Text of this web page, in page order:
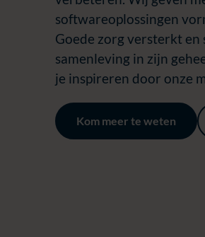
softwareoplossingen
Goede zorg versterkt
samenleving in zijn
je inspireren door onze
Kom meer te weten